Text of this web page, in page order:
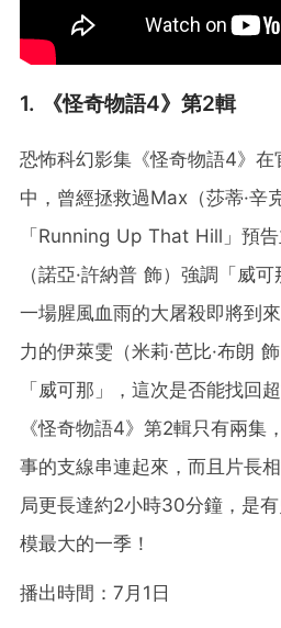
1. 《怪奇物語4》第2輯
恐怖科幻影集《怪奇物語4》
中，曾經拯救過Max（莎蒂·辛
「Running Up That Hill」預
（諾亞·許納普 飾）強調「威
一場腥風血雨的大屠殺即將到
力的伊萊雯（米莉·芭比·布朗
「威可那」，這次是否能找回
《怪奇物語4》第2輯只有兩集
事的支線串連起來，而且片長
局更長達約2小時30分鐘，是
模最大的一季！
播出時間：7月1日